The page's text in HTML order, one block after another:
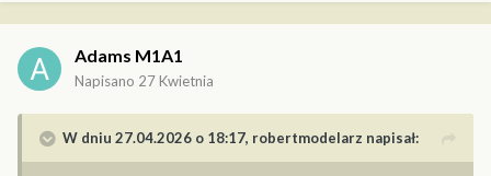
Adams M1A1
Napisano 27 Kwietnia
W dniu 27.04.2026 o 18:17, robertmodelarz napisał: